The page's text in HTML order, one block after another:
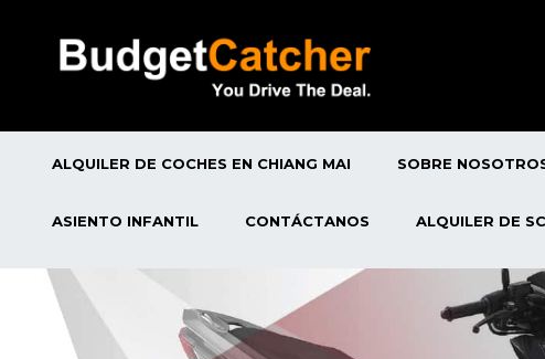
ALQUILER DE COCHES EN CHIANG MAI SOBRE
ASIENTO INFANTIL CONTÁCTANOS ALQUILER DE